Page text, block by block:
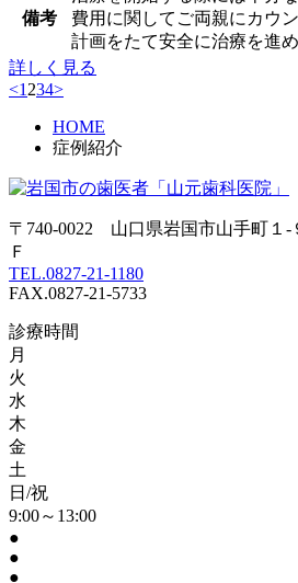
備考
費用に関してご両親にカウ
計画をたて安全に治療を進め
詳しく見る
<1 234>
HOME
症例紹介
〒740-0022 山口県岩国市山手町１
Ｆ
TEL.0827-21-1180
FAX.0827-21-5733
診療時間
月
火
水
木
金
土
日/祝
9:00～13:00
●
●
●